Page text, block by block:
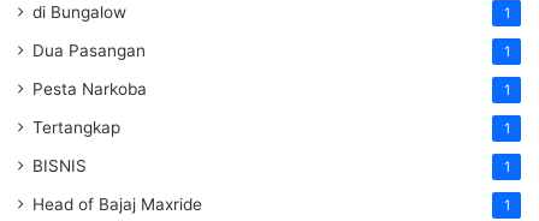
di Bungalow 1
Dua Pasangan 1
Pesta Narkoba 1
Tertangkap 1
BISNIS 1
Head of Bajaj Maxride 1